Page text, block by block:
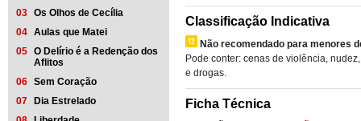
03 Os Olhos de Cecília
04 Aulas que Matei
05 O Delírio é a Redenção dos
Aflitos
06 Sem Coração
07
Dia Estrelado
Classificação Indicativa
Não recomendado para menores
Pode conter: cenas de violência,
e drogas.
Ficha Técnica